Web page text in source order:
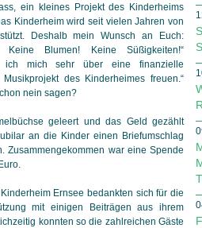
ein kleines Projekt des Kinderheims
Kinderheim wird seit vielen Jahren von
Deshalb mein Wunsch an Euch:
Keine Blumen! Keine Süßigkeiten!“
ich mich sehr über eine finanzielle
des Kinderheimes freuen.“
nein sagen?
geleert und das Geld gezählt
an die Kinder einen Briefumschlag
Zusammengekommen war eine Spende
Ernsee bedankten sich für die
mit einigen Beiträgen aus ihrem
konnten so die zahlreichen Gäste